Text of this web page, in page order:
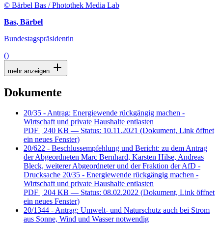
© Bärbel Bas / Photothek Media Lab
Bas, Bärbel
Bundestagspräsidentin
()
mehr anzeigen
Dokumente
20/35 - Antrag: Energiewende rückgängig machen -
Wirtschaft und private Haushalte entlasten
PDF | 240 KB — Status: 10.11.2021 (Dokument, Link öffnet
ein neues Fenster)
20/622 - Beschlussempfehlung und Bericht: zu dem Antrag
der Abgeordneten Marc Bernhard, Karsten Hilse, Andreas
Bleck, weiterer Abgeordneter und der Fraktion der AfD -
Drucksache 20/35 - Energiewende rückgängig machen -
Wirtschaft und private Haushalte entlasten
PDF | 204 KB — Status: 08.02.2022 (Dokument, Link öffnet
ein neues Fenster)
20/1344 - Antrag: Umwelt- und Naturschutz auch bei Strom
aus Sonne, Wind und Wasser notwendig